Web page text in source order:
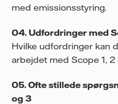
med emissionsstyring.
Udfordringer med
Hvilke udfordringer kan
arbejdet med Scope 1, 2
Ofte stillede
og 3